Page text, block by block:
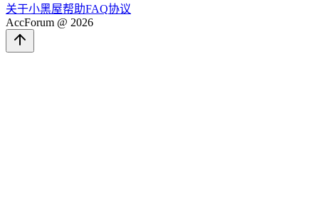
关于小黑屋帮助FAQ协议
AccForum @ 2026